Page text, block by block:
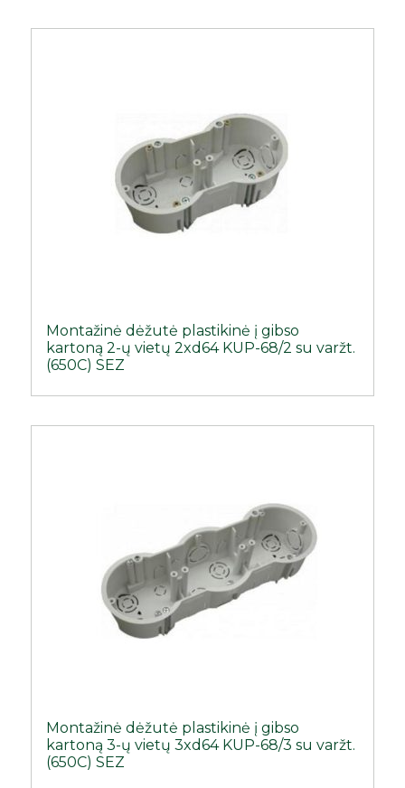
Montažinė dėžutė plastikinė į gibso
kartoną 2-ų vietų 2xd64 KUP-68/2 su varžt.
(650C) SEZ
Montažinė dėžutė plastikinė į gibso
kartoną 3-ų vietų 3xd64 KUP-68/3 su varžt.
(650C) SEZ